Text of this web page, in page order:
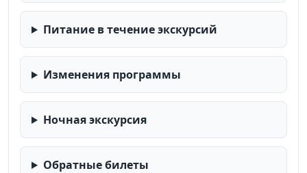
Питание в течение экскурсий
Изменения программы
Ночная экскурсия
Обратные билеты